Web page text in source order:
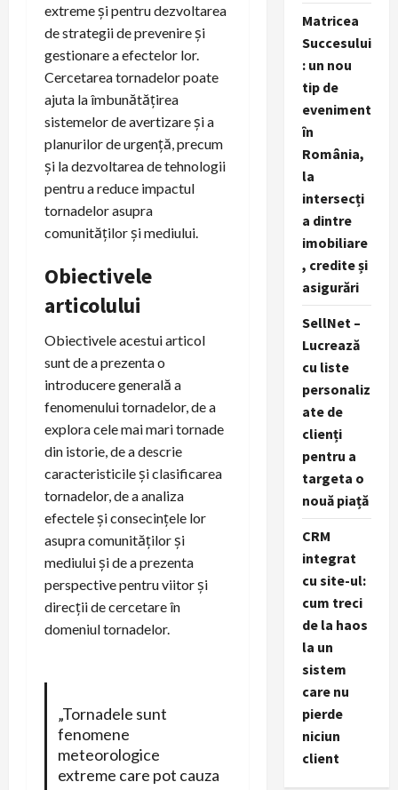
extreme și pentru dezvoltarea
de strategii de prevenire și
gestionare a efectelor lor.
Cercetarea tornadelor poate
ajuta la îmbunătățirea
sistemelor de avertizare și a
planurilor de urgență, precum
și la dezvoltarea de tehnologii
pentru a reduce impactul
tornadelor asupra
comunităților și mediului.
Obiectivele
articolului
Obiectivele acestui articol
sunt de a prezenta o
introducere generală a
fenomenului tornadelor, de a
explora cele mai mari tornade
din istorie, de a descrie
caracteristicile și clasificarea
tornadelor, de a analiza
efectele și consecințele lor
asupra comunităților și
mediului și de a prezenta
perspective pentru viitor și
direcții de cercetare în
domeniul tornadelor.
„Tornadele sunt
fenomene
meteorologice
extreme care pot cauza
Matricea
Succesului
: un nou
tip de
eveniment
în
România,
la
intersecți
a dintre
imobiliare
, credite și
asigurări
SellNet –
Lucrează
cu liste
personaliz
ate de
clienți
pentru a
targeta o
nouă piață
CRM
integrat
cu site-ul:
cum treci
de la haos
la un
sistem
care nu
pierde
niciun
client